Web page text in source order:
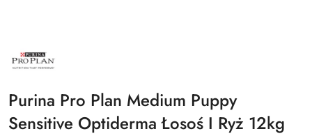
NAZWA
PRODUCENTA:
PURINA
Purina Pro Plan Medium Puppy
Sensitive Optiderma Łosoś I Ryż 12kg